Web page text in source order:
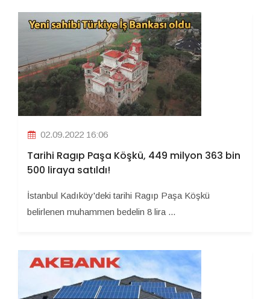
02.09.2022 16:06
Tarihi Ragıp Paşa Köşkü, 449 milyon 363 bin
500 liraya satıldı!
İstanbul Kadıköy'deki tarihi Ragıp Paşa Köşkü
belirlenen muhammen bedelin 8 lira ...